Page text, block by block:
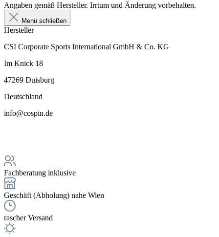
Angaben gemäß Hersteller. Irrtum und Änderung vorbehalten.
Menü schließen
Hersteller
CSI Corporate Sports International GmbH & Co. KG
Im Knick 18
47269 Duisburg
Deutschland
info@cospin.de
Fachberatung inklusive
Geschäft (Abholung) nahe Wien
rascher Versand